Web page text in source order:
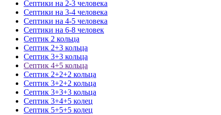
Септики на 2-3 человека
Септики на 3-4 человека
Септики на 4-5 человека
Септики на 6-8 человек
Септик 2 кольца
Септик 2+3 кольца
Септик 3+3 кольца
Септик 4+5 кольца
Септик 2+2+2 кольца
Септик 3+2+2 кольца
Септик 3+3+3 кольца
Септик 3+4+5 колец
Септик 5+5+5 колец